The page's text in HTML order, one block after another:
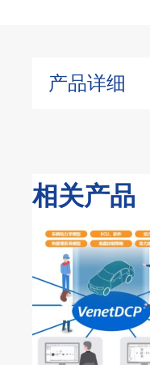
产品详细
相关产品